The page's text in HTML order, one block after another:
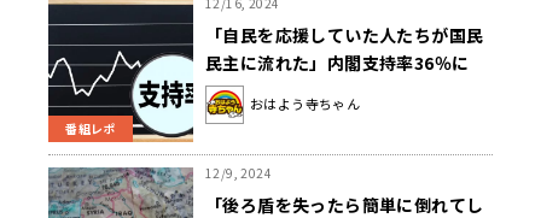
番組レポ
「自民を応援していた人たちが国民
民主に流れた」内閣支持率36％に
おはよう寺ちゃん
12/9, 2024
「後ろ盾を失ったら簡単に倒れてし